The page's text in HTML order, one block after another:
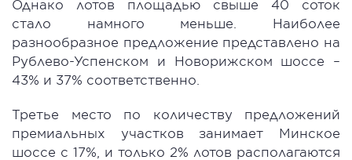
Однако лотов площадью свыше 40 соток
стало намного меньше. Наиболее
разнообразное предложение представлено на
Рублево-Успенском и Новорижском шоссе –
43% и 37% соответственно.
Третье место по количеству предложений
премиальных участков занимает Минское
шоссе с 17%, и только 2% лотов располагаются